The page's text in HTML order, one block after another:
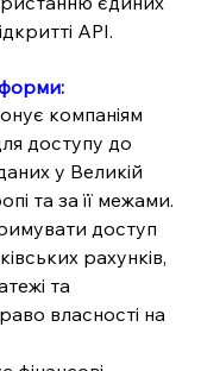
API.
компаніям
доступу до
у Великій
та за її межами.
доступ
рахунків,
та
власності на